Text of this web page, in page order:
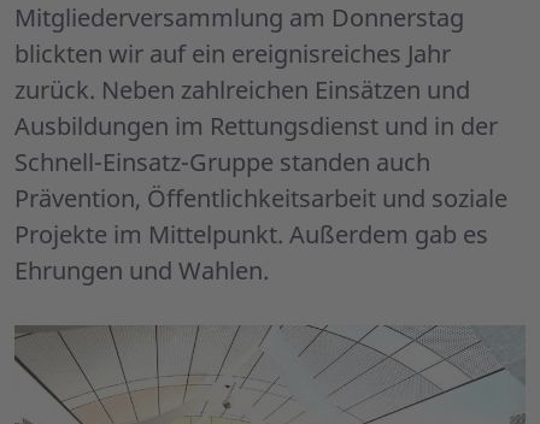
Mitgliederversammlung am Donnerstag
blickten wir auf ein ereignisreiches Jahr
zurück. Neben zahlreichen Einsätzen und
Ausbildungen im Rettungsdienst und in der
Schnell-Einsatz-Gruppe standen auch
Prävention, Öffentlichkeitsarbeit und soziale
Projekte im Mittelpunkt. Außerdem gab es
Ehrungen und Wahlen.